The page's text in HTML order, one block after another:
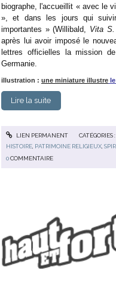
biographe, l'accueillit « avec le
», et dans les jours qui
importantes » (Willibald, Vita
après lui avoir imposé le
lettres officielles la mission
Germanie.
illustration : une miniature illustre
Lire la suite
LIEN PERMANENT CATÉGORIES :
HISTOIRE, PATRIMOINE RELIGIEUX,
0COMMENTAIRE